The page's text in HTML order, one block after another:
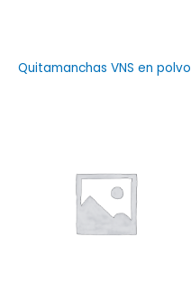
Quitamanchas VNS en polvo